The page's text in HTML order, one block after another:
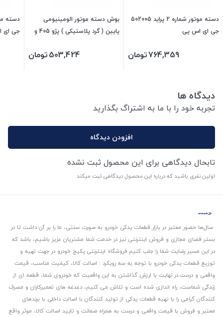
دسته موتور شماره 2 پراید 502005
جی ای اس پی
764,359تومان
بوش دسته موتور الومینیومی
پایین ( گرد پلاستیکی ) پژو 405 و
503,424تومان
جی ای
دیدگاه ها
تجربه خود را با ما به اشتراگ بگذارید
افزودن دیدگاه
تابحال دیدگاهی برای این محصول ثبت نشده
اولین نفری باشید که درباره این محصول دیدگاهی ثبت میکند
سال‌ها حضور معتبر در بازار قطعات یدکی خودرو به صورت سنتی، ما را بر آن داشت تا در
بستر فضای مجازی و فروش اینترنتی نیز در خدمت شما مشتریان عزیز باشیم، باشد که
در این مسیر رضایت شما را جلب کنیم.فروشگاه اینترنتی پکیج خودرو در جهت تهیه و
توزیع قطعات یدکی خودرو با توجه به سه رویکرد : اصالت کالا، کیفیت مناسب، قیمت
واقعی و درست.در نهایت با ارزش گذاشتن به این واقعیت که خودروی شما، قطعه ای از
زندگی شماست، راه اندازی شده است و تلاش می کنیم، دغدغه های تعمیرکاران و مصرف
کنندگان گرامی را با تهیه قطعات یدکی از تولید کنندگان با اصالت داخلی با برندهای
معتبر و فروش با قیمت واقعی و درست به همراه ضمانت و تایید اصالت کالا، موثر واقع